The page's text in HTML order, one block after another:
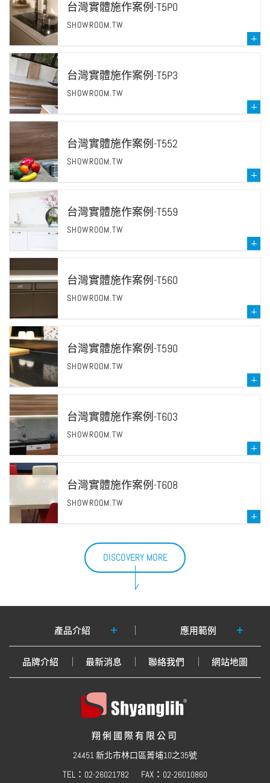
DISCOVERY MORE
台灣實體施作案例-T5P0
SHOWROOM.TW
台灣實體施作案例-T5P3
SHOWROOM.TW
台灣實體施作案例-T552
SHOWROOM.TW
台灣實體施作案例-T559
SHOWROOM.TW
台灣實體施作案例-T560
SHOWROOM.TW
台灣實體施作案例-T590
SHOWROOM.TW
台灣實體施作案例-T603
SHOWROOM.TW
台灣實體施作案例-T608
SHOWROOM.TW
產品介紹 應用範例
品牌介紹 最新消息 聯絡我們 網站地圖
翔俐國際有限公司
24451 新北市林口區菁埔10之35號
TEL： 02-26021782 FAX： 02-26010860